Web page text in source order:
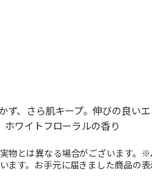
ず、さら肌キープ。伸びの良い
ホワイトフローラルの香り
物とは異なる場合がございます。
ます。お手元に届きました商品の